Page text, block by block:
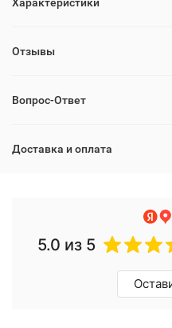
Отзывы
Вопрос-Ответ
Доставка и оплата